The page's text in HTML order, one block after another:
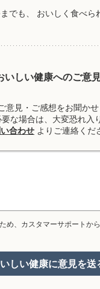
でも、 おいしく食べら
いしい健康へのご意
意見・ご感想をお聞か
な場合は、大変恐れ入
合わせ よりご連絡くだ
め、カスタマーサポートか